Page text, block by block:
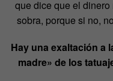
que dice que el
sobra, porque si no,
Hay una exaltación a
madre» de los